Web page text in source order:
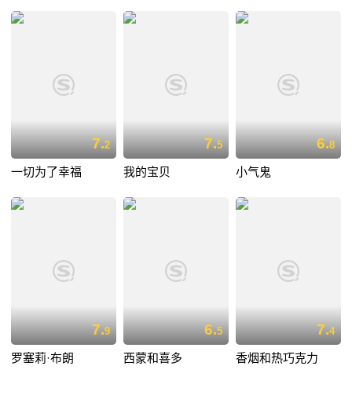
7.2
一切为了幸福
7.5
我的宝贝
6.8
小气鬼
7.9
罗塞莉·布朗
6.5
西蒙和喜多
7.4
香烟和热巧克力